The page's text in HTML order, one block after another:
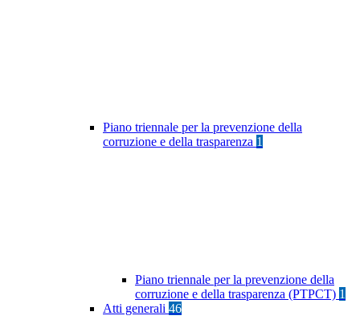
Piano triennale per la prevenzione della
corruzione e della trasparenza 1
Piano triennale per la prevenzione della
corruzione e della trasparenza (PTPCT) 1
Atti generali 46